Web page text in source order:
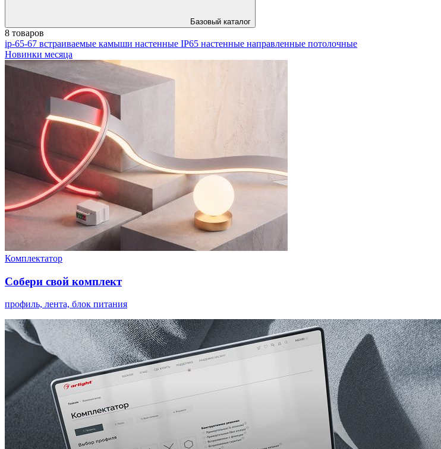
Базовый каталог
8 товаров
ip-65-67 встраиваемые камыши настенные IP65 настенные направленные потолочные
Новинки месяца
Комплектатор
Собери свой комплект
профиль, лента, блок питания